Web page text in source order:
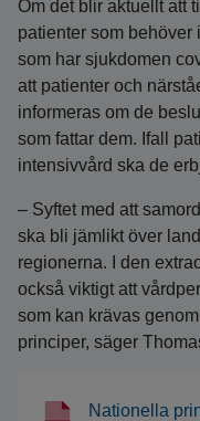
Om det blir aktuellt att
patienter som behöver
som har sjukdomen
att patienter och
informeras om de
som fattar dem. Ifall
intensivvård ska de
– Syftet med att
ska bli jämlikt över
regionerna. I den
också viktigt att
som kan krävas
principer, säger
Nationella